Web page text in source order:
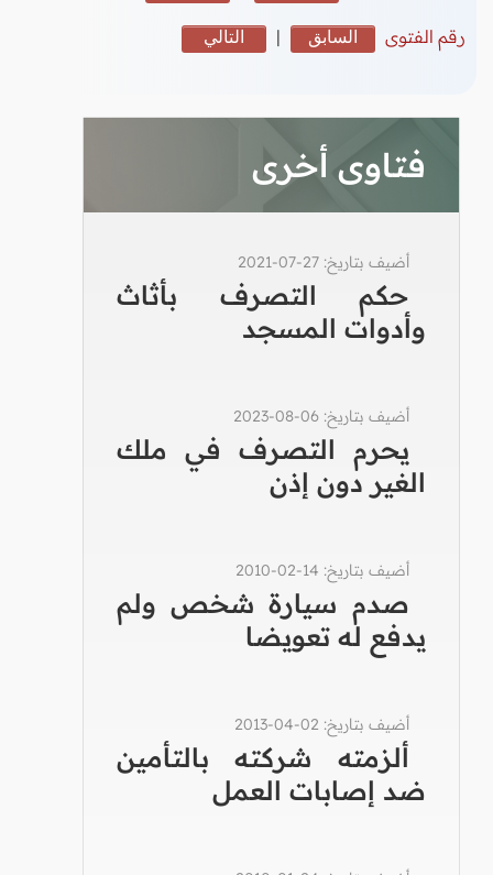
رقم الفتوى السابق | التالي
فتاوى أخرى
أضيف بتاريخ: 27-07-2021
حكم التصرف بأثاث
وأدوات المسجد
أضيف بتاريخ: 06-08-2023
يحرم التصرف في ملك
الغير دون إذن
أضيف بتاريخ: 14-02-2010
صدم سيارة شخص ولم
يدفع له تعويضا
أضيف بتاريخ: 02-04-2013
ألزمته شركته بالتأمين
ضد إصابات العمل